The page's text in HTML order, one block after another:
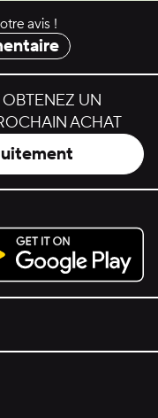
avis !
UN
ACHAT
Google Play.